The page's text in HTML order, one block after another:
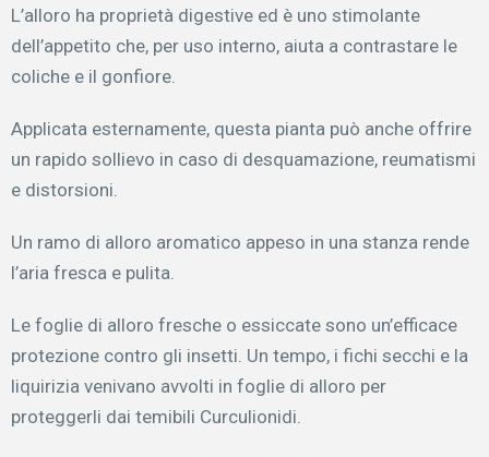
L’alloro ha proprietà digestive ed è uno stimolante
dell’appetito che, per uso interno, aiuta a contrastare le
coliche e il gonfiore.
Applicata esternamente, questa pianta può anche offrire
un rapido sollievo in caso di desquamazione, reumatismi
e distorsioni.
Un ramo di alloro aromatico appeso in una stanza rende
l’aria fresca e pulita.
Le foglie di alloro fresche o essiccate sono un’efficace
protezione contro gli insetti. Un tempo, i fichi secchi e la
liquirizia venivano avvolti in foglie di alloro per
proteggerli dai temibili Curculionidi.